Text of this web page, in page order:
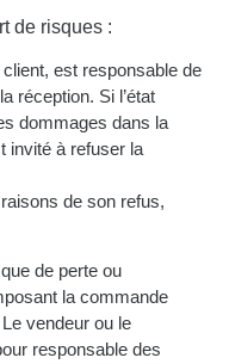
de risques :
est responsable de
réception. Si l’état
dommages dans la
invité à refuser la
de son refus,
de perte ou
la commande
vendeur ou le
responsable des